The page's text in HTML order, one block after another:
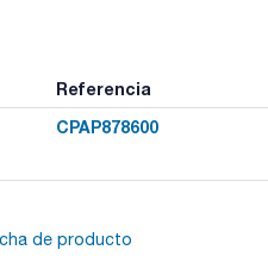
Referencia
CPAP878600
de producto